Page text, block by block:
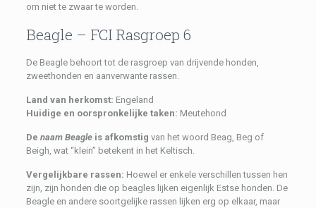
om niet te zwaar te worden.
Beagle – FCI Rasgroep 6
De Beagle behoort tot de rasgroep van drijvende honden,
zweethonden en aanverwante rassen.
Land van herkomst: Engeland
Huidige en oorspronkelijke taken: Meutehond
De naam Beagleis afkomstig van het woord Beag, Beg of
Beigh, wat “klein” betekent in het Keltisch.
Vergelijkbare rassen: Hoewel er enkele verschillen tussen hen
zijn, zijn honden die op beagles lijken eigenlijk Estse honden. De
Beagle en andere soortgelijke rassen lijken erg op elkaar, maar